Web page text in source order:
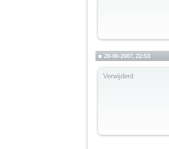
28-06-2007, 22:53
Verwijderd